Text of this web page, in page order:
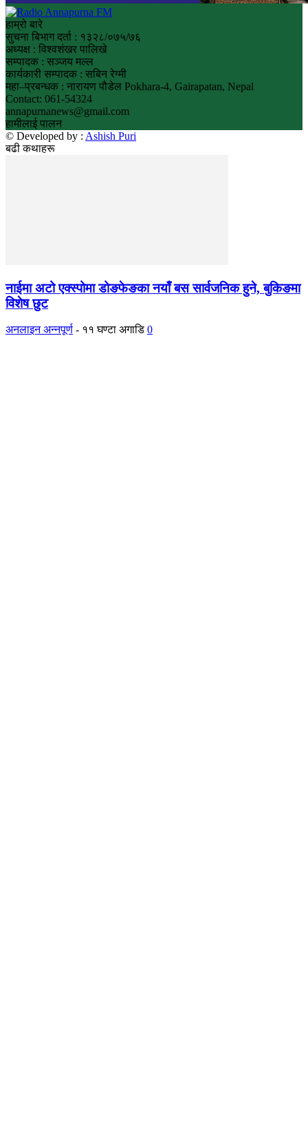
हाम्रो बारे
सुचना बिभाग दर्ता : १३२८/०७५/७६
अध्यक्ष : विश्वशंखर पालिखे
सम्पादक : सञ्जय मल्ल
कार्यकारी सम्पादक : सबिन रेग्मी
महा–प्रबन्धक : नारायण पौडेल Pokhara-4, Gairapatan, Nepal
Contact: 061-54324
annapurnanews@gmail.com
हामीलाई पालन
© Developed by : Ashish Puri
बढी कथाहरू
नाईमा अटो एक्स्पोमा डोङफेङका नयाँ बस सार्वजनिक हुने, बुकिङमा
विशेष छुट
अनलाइन अन्नपूर्ण - ११ घण्टा अगाडि 0